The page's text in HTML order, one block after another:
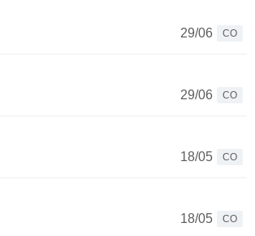
29/06
CO
29/06
CO
18/05
CO
18/05
CO